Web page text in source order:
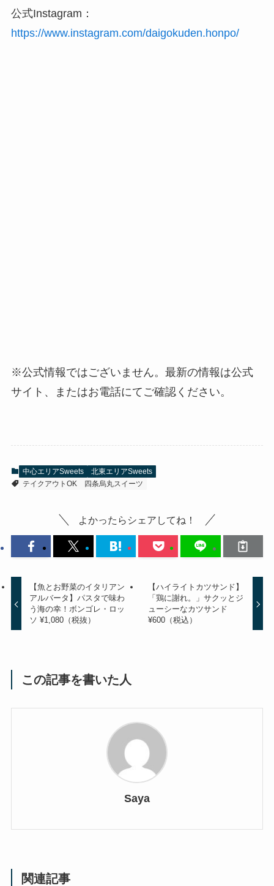
公式Instagram：
https://www.instagram.com/daigokuden.honpo/
※公式情報ではございません。最新の情報は公式
サイト、またはお電話にてご確認ください。
中心エリアSweets
北東エリアSweets
テイクアウトOK
四条烏丸スイーツ
よかったらシェアしてね！
【魚とお野菜のイタリアン
アルバータ】パスタで味わ
う海の幸！ボンゴレ・ロッ
ソ ¥1,080（税抜）
【ハイライトカツサンド】
「鶏に謝れ。」サクッとジ
ューシーなカツサンド
¥600（税込）
この記事を書いた人
Saya
関連記事